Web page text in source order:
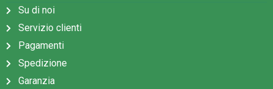
Su di noi
Servizio clienti
Pagamenti
Spedizione
Garanzia